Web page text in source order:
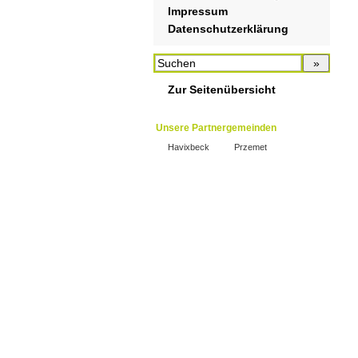
Impressum
Datenschutzerklärung
Zur Seitenübersicht
Unsere Partnergemeinden
Havixbeck Przemet